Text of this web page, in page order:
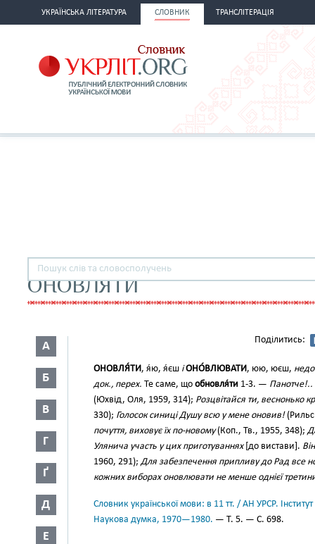
УКРАЇНСЬКА ЛІТЕРАТУРА СЛОВНИК ТРАНСЛІТЕРАЦІЯ
ОНОВЛЯТИ
А
Б
В
Г
Ґ
Д
Е
Поділитись:
ОНОВЛЯ́ТИ, я́ю, я́єш і ОНО́ВЛЮВАТИ, юю, юєш,
док., перех. Те саме, що обновля́ти 1-3. — Панотче!..
(Юхвід, Оля, 1959, 314); Розцвітайся ти, веснонько
330); Голосок синиці Душу всю у мене оновив!
почуття, виховує їх по-новому(Коп., Тв., 1955, 348);
Улянича участь у цих приготуваннях[до вистави].
1960, 291);Для забезпечення припливу до Рад все
кожних виборах оновлювати не менше однієї
Словник української мови: в 11 тт. / АН УРСР.
Наукова думка, 1970—1980. — Т. 5. — С. 698.